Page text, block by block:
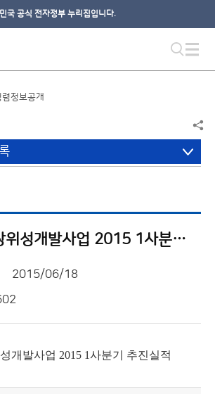
국 공식 전자정부 누리집입니다.
렴정보공개
정지궤도기상위성개발사업 2015 1사분기 추진실적
2015/06/18
개발사업 2015 1사분기 추진실적